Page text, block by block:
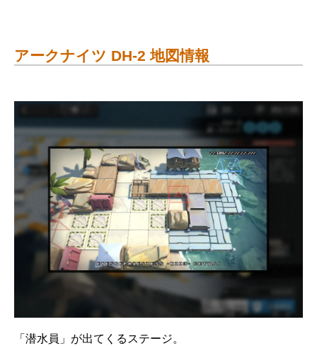
アークナイツ DH-2 地図情報
「潜水員」が出てくるステージ。